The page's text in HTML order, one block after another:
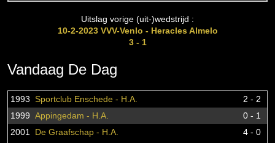
Uitslag vorige (uit-)wedstrijd :
10-2-2023 VVV-Venlo - Heracles Almelo
3 - 1
Vandaag De Dag
1993 Sportclub Enschede - H.A.
2 - 2
1999 Appingedam - H.A.
0 - 1
2001 De Graafschap - H.A.
4 - 0